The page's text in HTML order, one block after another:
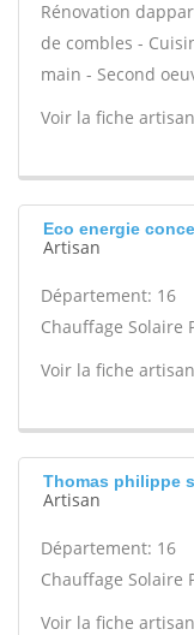
Rénovation
de combles -
main - Second
Voir la fiche
Eco energie
Artisan
Département: 16
Chauffage Solaire
Voir la fiche
Thomas philippe
Artisan
Département: 16
Chauffage Solaire
Voir la fiche